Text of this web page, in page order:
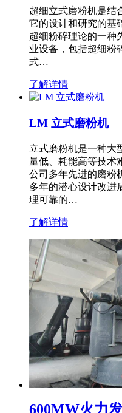
超细立式磨粉机是结
它的设计和研究的基
超细粉碎理论的一种
业设备，包括超细粉
式…
了解详情
LM 立式磨粉机
立式磨粉机是一种大
量低、耗能高等技术
公司多年先进的磨粉
多年的潜心设计改进
理可靠的…
了解详情
600MW火力